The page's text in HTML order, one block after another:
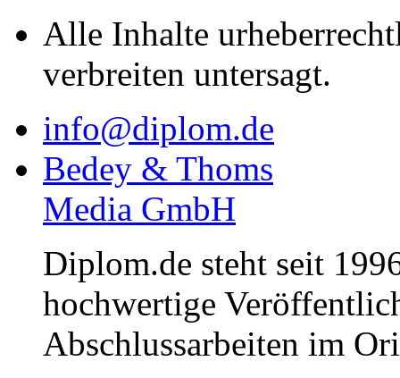
Alle Inhalte
verbreiten untersagt.
info@diplom.de
Bedey & Thoms
Media GmbH
Diplom.de steht seit
hochwertige
Abschlussarbeiten im